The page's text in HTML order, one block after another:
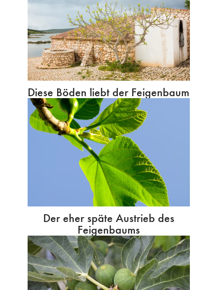
Diese Böden liebt der Feigenbaum
Der eher späte Austrieb des
Feigenbaums